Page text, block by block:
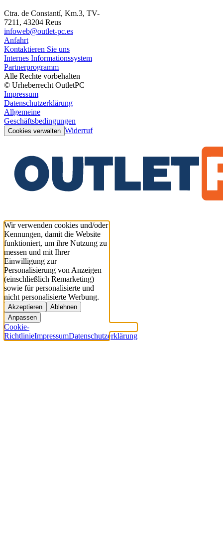
Ctra. de Constantí, Km.3, TV-
7211, 43204 Reus
infoweb@outlet-pc.es
Anfahrt
Kontaktieren Sie uns
Internes Informationssystem
Partnerprogramm
Alle Rechte vorbehalten
© Urheberrecht OutletPC
Impressum
Datenschutzerklärung
Allgemeine
Geschäftsbedingungen
Cookies verwalten Widerruf
Wir verwenden cookies und/oder
Kennungen, damit die Website
funktioniert, um ihre Nutzung zu
messen und mit Ihrer
Einwilligung zur
Personalisierung von Anzeigen
(einschließlich Remarketing)
sowie für personalisierte und
nicht personalisierte Werbung.
Akzeptieren
Ablehnen
Anpassen
Cookie-
RichtlinieImpressumDatenschutzerklärung